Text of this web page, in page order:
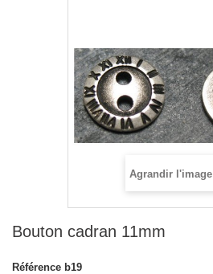
Agrandir l'image
Bouton cadran 11mm
Référence b19